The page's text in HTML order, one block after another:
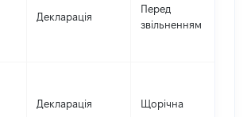
Декларація
Перед
звільненням
Декларація Щорічна